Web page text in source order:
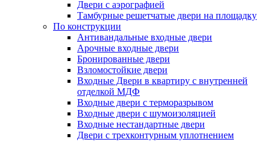
Двери с аэрографией
Тамбурные решетчатые двери на площадку
По конструкции
Антивандальные входные двери
Арочные входные двери
Бронированные двери
Взломостойкие двери
Входные Двери в квартиру с внутренней
отделкой МДФ
Входные двери с терморазрывом
Входные двери с шумоизоляцией
Входные нестандартные двери
Двери с трехконтурным уплотнением